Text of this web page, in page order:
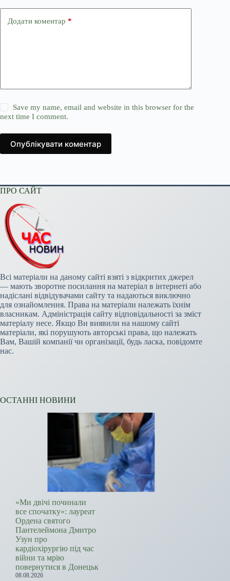
Додати коментар *
Save my name, email and website in this browser for the
next time I comment.
Опублікувати коментар
ПРО САЙТ
Всі матеріали на даному сайті взяті з відкритих джерел
— мають зворотне посилання на матеріал в інтернеті або
надіслані відвідувачами сайту та надаються виключно
для ознайомлення. Права на матеріали належать їхнім
власникам. Адміністрація сайту відповідальності за зміст
матеріалу несе. Якщо Ви виявили на нашому сайті
матеріали, які порушують авторські права, що належать
Вам, Вашій компанії чи організації, будь ласка, повідомте
нас.
ОСТАННІ НОВИНИ
«Ми двічі починали
все спочатку»: лауреат
Ордена святого
Пантелеймона Дмитро
Узун про
кардіохірургію під час
війни та мрію
повернутися в Донецьк
08.08.2026